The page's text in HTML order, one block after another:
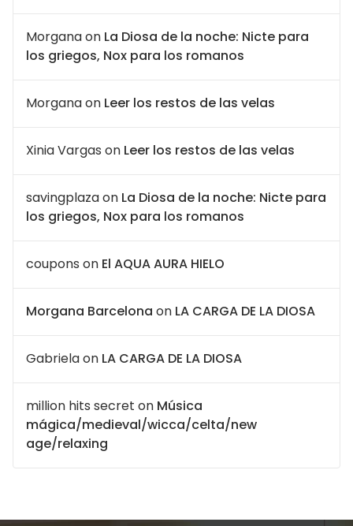
Morganaon La Diosa de la noche: Nicte para
los griegos, Nox para los romanos
Morganaon Leer los restos de las velas
Xinia Vargas on Leer los restos de las velas
savingplazaon La Diosa de la noche: Nicte para
los griegos, Nox para los romanos
coupons on El AQUA AURA HIELO
Morgana Barcelona on LA CARGA DE LA DIOSA
Gabrielaon LA CARGA DE LA DIOSA
million hits secret on Música
mágica/medieval/wicca/celta/new
age/relaxing